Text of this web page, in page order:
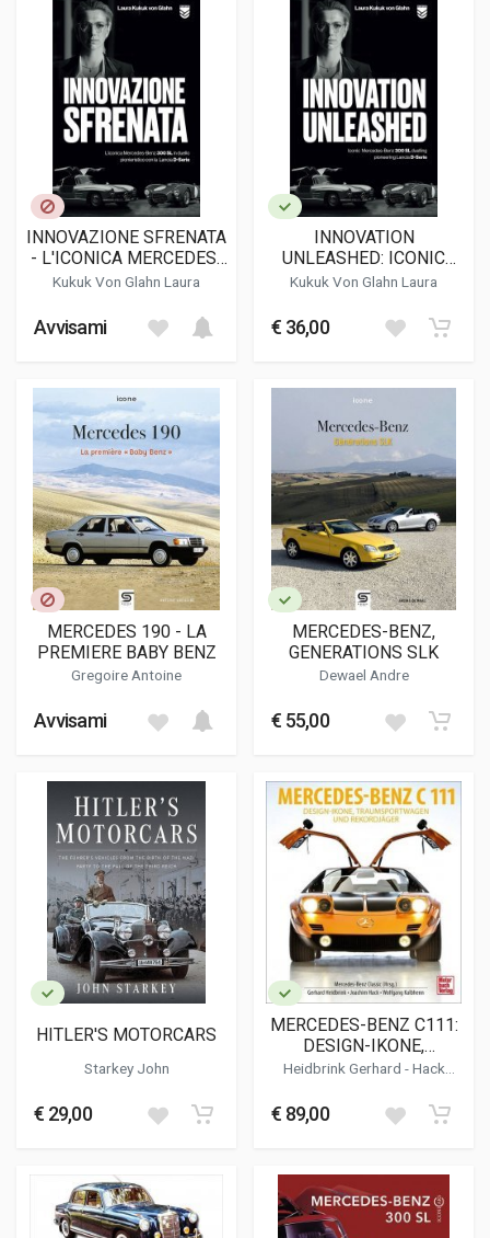
INNOVAZIONE SFRENATA
- L'ICONICA MERCEDES-
BENZ 300 SL IN DUELLO
LANCIA D-SERIE
Kukuk Von Glahn Laura
Avvisami
INNOVATION
UNLEASHED: ICONIC
MERCEDES-BENZ 300 SL
LANCIA D-SERIE
Kukuk Von Glahn Laura
€ 36,00
MERCEDES 190 - LA
PREMIERE BABY BENZ
Gregoire Antoine
Avvisami
MERCEDES-BENZ,
GENERATIONS SLK
Dewael Andre
€ 55,00
HITLER'S MOTORCARS
Starkey John
€ 29,00
MERCEDES-BENZ C111:
DESIGN-IKONE,
TRAUMSPORTWAGEN
Heidbrink Gerhard - Hack
€ 89,00